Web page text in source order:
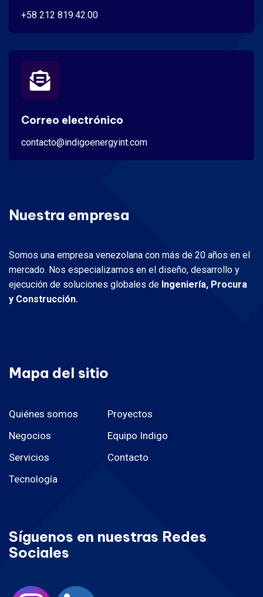
+58 212 819.42.00
Correo electrónico
contacto@indigoenergyint.com
Nuestra empresa
Somos una empresa venezolana con más de 20 años en el
mercado. Nos especializamos en el diseño, desarrollo y
ejecución de soluciones globales de Ingeniería, Procura
y Construcción.
Mapa del sitio
Quiénes somos
Negocios
Servicios
Tecnología
Proyectos
Equipo Indigo
Contacto
Síguenos en nuestras Redes
Sociales